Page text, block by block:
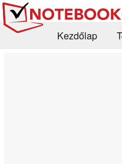
Kezdőlap